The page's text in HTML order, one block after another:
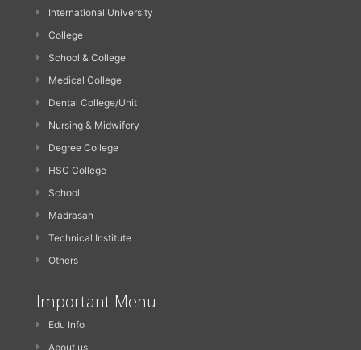
International University
College
School & College
Medical College
Dental College/Unit
Nursing & Midwifery
Degree College
HSC College
School
Madrasah
Technical Institute
Others
Important Menu
Edu Info
About us